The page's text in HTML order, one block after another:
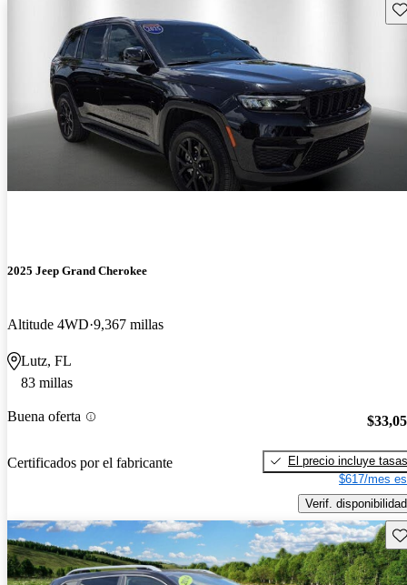
2025 Jeep Grand Cherokee
Altitude 4WD 9,367 millas
Lutz, FL
83 millas
Buena oferta
Certificados por el fabricante
El precio incluye tasas
$617/mes
Verif. disponibilidad